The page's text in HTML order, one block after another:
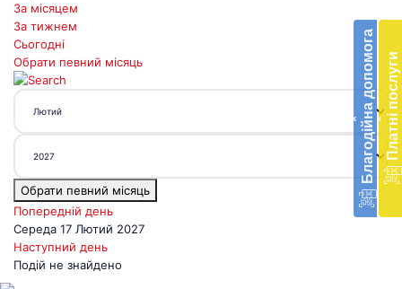
‹ Благодійна допомогав
‹ Платні послуги
За місяцем
За тижнем
Сьогодні
Обрати певний місяць
Обрати певний місяць
Попередній день
Середа 17 Лютий 2027
Наступний день
Подій не знайдено